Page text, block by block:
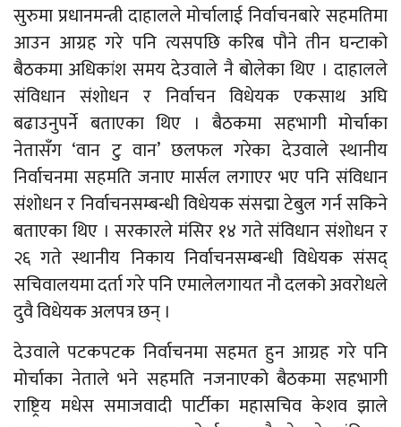
सुरुमा प्रधानमन्त्री दाहालले मोर्चालाई निर्वाचनबारे सहमतिमा
आउन आग्रह गरे पनि त्यसपछि करिब पौने तीन घन्टाको
बैठकमा अधिकांश समय देउवाले नै बोलेका थिए । दाहालले
संविधान संशोधन र निर्वाचन विधेयक एकसाथ अघि
बढाउनुपर्ने बताएका थिए । बैठकमा सहभागी मोर्चाका
नेतासँग ‘वान टु वान’ छलफल गरेका देउवाले स्थानीय
निर्वाचनमा सहमति जनाए मार्सल लगाएर भए पनि संविधान
संशोधन र निर्वाचनसम्बन्धी विधेयक संसद्मा टेबुल गर्न सकिने
बताएका थिए । सरकारले मंसिर १४ गते संविधान संशोधन र
२६ गते स्थानीय निकाय निर्वाचनसम्बन्धी विधेयक संसद्
सचिवालयमा दर्ता गरे पनि एमालेलगायत नौ दलको अवरोधले
दुवै विधेयक अलपत्र छन् ।
देउवाले पटकपटक निर्वाचनमा सहमत हुन आग्रह गरे पनि
मोर्चाका नेताले भने सहमति नजनाएको बैठकमा सहभागी
राष्ट्रिय मधेस समाजवादी पार्टीका महासचिव केशव झाले